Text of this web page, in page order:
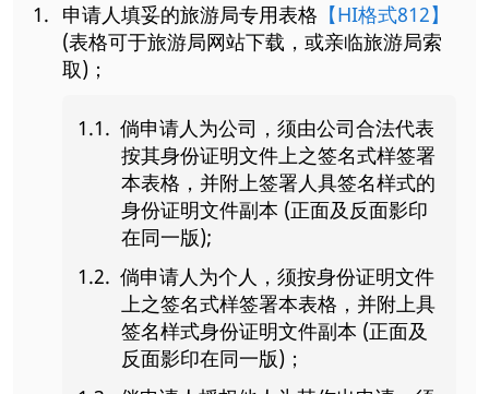
申请人填妥的旅游局专用表格 【HI格式812】
(表格可于旅游局网站下载，或亲临旅游局索
取)；
倘申请人为公司，须由公司合法代表
按其身份证明文件上之签名式样签署
本表格，并附上签署人具签名样式的
身份证明文件副本 (正面及反面影印
在同一版);
倘申请人为个人，须按身份证明文件
上之签名式样签署本表格，并附上具
签名样式身份证明文件副本 (正面及
反面影印在同一版)；